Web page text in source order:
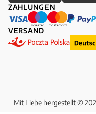
ZAHLUNGEN
VERSAND
Mit Liebe hergestellt ©